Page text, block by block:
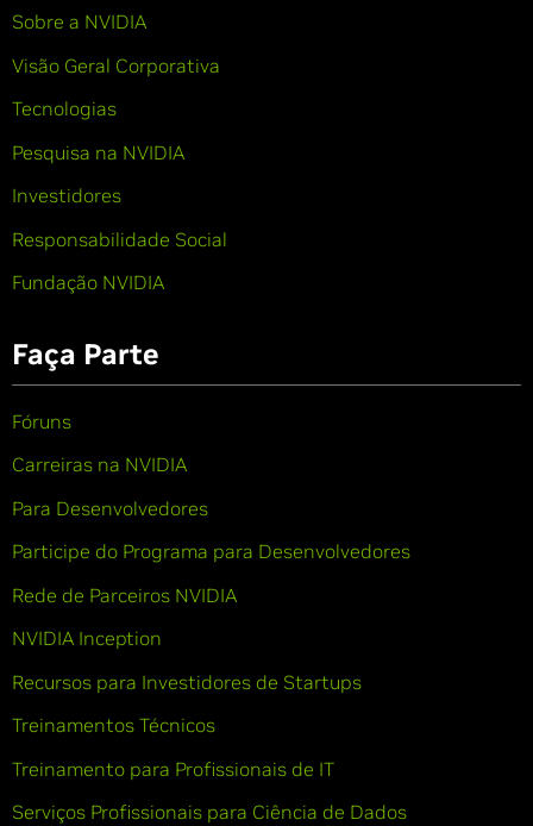
Sobre a NVIDIA
Visão Geral Corporativa
Tecnologias
Pesquisa na NVIDIA
Investidores
Responsabilidade Social
Fundação NVIDIA
Faça Parte
Fóruns
Carreiras na NVIDIA
Para Desenvolvedores
Participe do Programa para Desenvolvedores
Rede de Parceiros NVIDIA
NVIDIA Inception
Recursos para Investidores de Startups
Treinamentos Técnicos
Treinamento para Profissionais de IT
Serviços Profissionais para Ciência de Dados